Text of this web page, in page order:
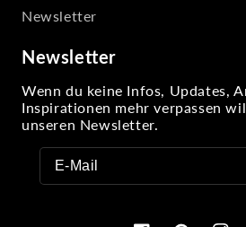
Newsletter
Newsletter
Wenn du keine Infos, Updates,
Inspirationen mehr verpassen
unseren Newsletter.